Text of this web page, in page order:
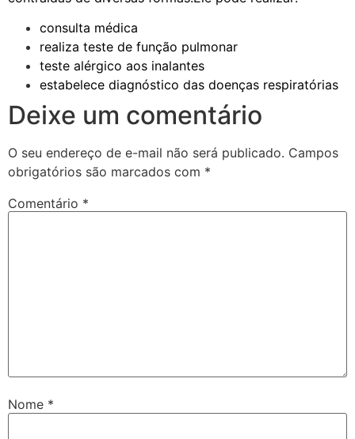
consulta médica
realiza teste de função pulmonar
teste alérgico aos inalantes
estabelece diagnóstico das doenças respiratórias
Deixe um comentário
O seu endereço de e-mail não será publicado. Campos
obrigatórios são marcados com *
Comentário *
Nome *